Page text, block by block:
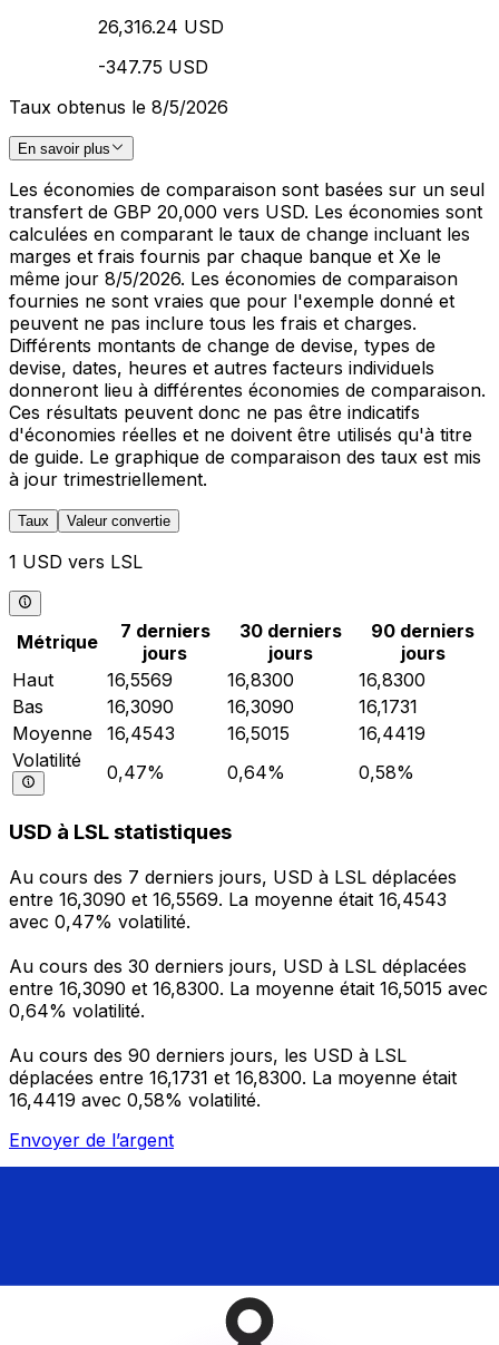
26,316.24 USD
-347.75 USD
Taux obtenus le 8/5/2026
En savoir plus
Les économies de comparaison sont basées sur un seul
transfert de GBP 20,000 vers USD. Les économies sont
calculées en comparant le taux de change incluant les
marges et frais fournis par chaque banque et Xe le
même jour 8/5/2026. Les économies de comparaison
fournies ne sont vraies que pour l'exemple donné et
peuvent ne pas inclure tous les frais et charges.
Différents montants de change de devise, types de
devise, dates, heures et autres facteurs individuels
donneront lieu à différentes économies de comparaison.
Ces résultats peuvent donc ne pas être indicatifs
d'économies réelles et ne doivent être utilisés qu'à titre
de guide. Le graphique de comparaison des taux est mis
à jour trimestriellement.
Taux Valeur convertie
1 USD vers LSL
Métrique
7 derniers
jours
30 derniers
jours
90 derniers
jours
Haut
16,5569 16,8300
16,8300
Bas
16,3090 16,3090
16,1731
Moyenne
16,4543 16,5015
16,4419
Volatilité
0,47% 0,64% 0,58%
USD à LSL statistiques
Au cours des 7 derniers jours, USD à LSL déplacées
entre 16,3090 et 16,5569. La moyenne était 16,4543
avec 0,47% volatilité.
Au cours des 30 derniers jours, USD à LSL déplacées
entre 16,3090 et 16,8300. La moyenne était 16,5015 avec
0,64% volatilité.
Au cours des 90 derniers jours, les USD à LSL
déplacées entre 16,1731 et 16,8300. La moyenne était
16,4419 avec 0,58% volatilité.
Envoyer de l’argent
et la gestion de vos devises. Convertissez des devises,
programmez des alertes de taux et transférez de